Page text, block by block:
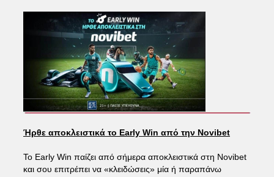
Ήρθε αποκλειστικά το Early Win από την Novibet
Το Early Win παίζει από σήμερα αποκλειστικά στη Novibet
και σου επιτρέπει να «κλειδώσεις» μία ή παραπάνω